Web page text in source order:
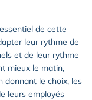
de cette
leur rythme de
et de leur rythme
mieux le matin,
donnant le choix, les
leurs employés